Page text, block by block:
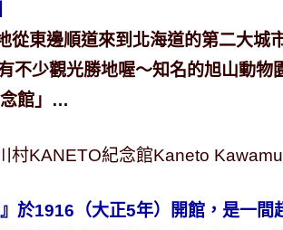
從東邊順道來到北海道的第二大城
不少觀光勝地喔～知名的旭山動物
館」…
村KANETO紀念館Kaneto
於1916（大正5年）開館，是一